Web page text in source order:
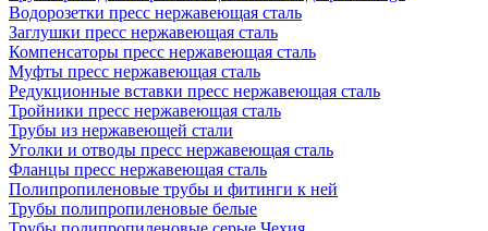
Водорозетки пресс нержавеющая сталь
Заглушки пресс нержавеющая сталь
Компенсаторы пресс нержавеющая сталь
Муфты пресс нержавеющая сталь
Редукционные вставки пресс нержавеющая сталь
Тройники пресс нержавеющая сталь
Трубы из нержавеющей стали
Уголки и отводы пресс нержавеющая сталь
Фланцы пресс нержавеющая сталь
Полипропиленовые трубы и фитинги к ней
Трубы полипропиленовые белые